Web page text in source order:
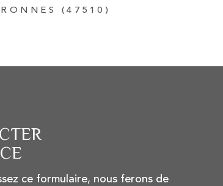
(47510)
ce formulaire, nous ferons de